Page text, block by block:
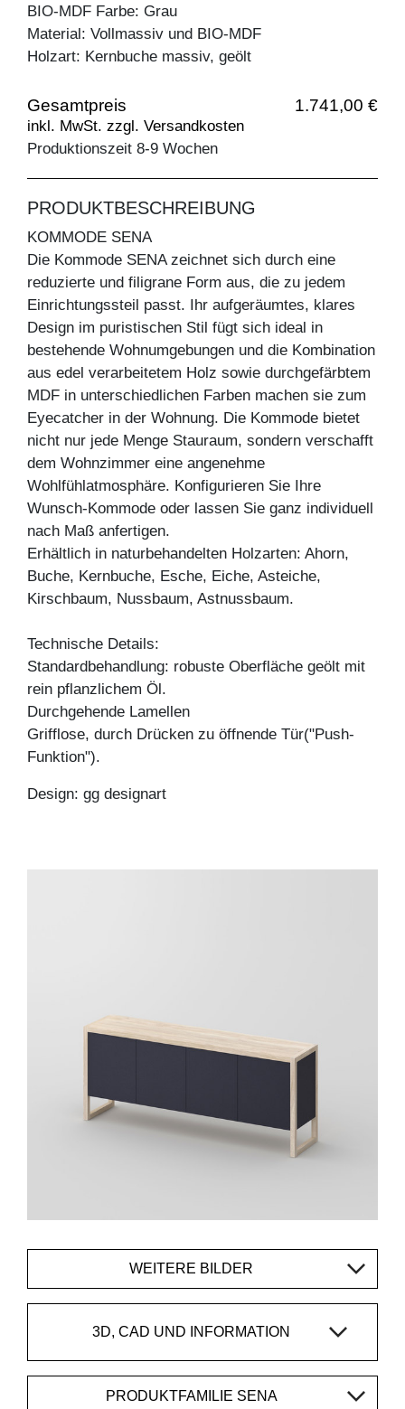
BIO-MDF Farbe: Grau
Material: Vollmassiv und BIO-MDF
Holzart: Kernbuche massiv, geölt
Gesamtpreis 1.741,00 €
inkl. MwSt. zzgl. Versandkosten
Produktionszeit 8-9 Wochen
PRODUKTBESCHREIBUNG
KOMMODE SENA
Die Kommode SENA zeichnet sich durch eine
reduzierte und filigrane Form aus, die zu jedem
Einrichtungssteil passt. Ihr aufgeräumtes, klares
Design im puristischen Stil fügt sich ideal in
bestehende Wohnumgebungen und die Kombination
aus edel verarbeitetem Holz sowie durchgefärbtem
MDF in unterschiedlichen Farben machen sie zum
Eyecatcher in der Wohnung. Die Kommode bietet
nicht nur jede Menge Stauraum, sondern verschafft
dem Wohnzimmer eine angenehme
Wohlfühlatmosphäre. Konfigurieren Sie Ihre
Wunsch-Kommode oder lassen Sie ganz individuell
nach Maß anfertigen.
Erhältlich in naturbehandelten Holzarten: Ahorn,
Buche, Kernbuche, Esche, Eiche, Asteiche,
Kirschbaum, Nussbaum, Astnussbaum.
Technische Details:
Standardbehandlung: robuste Oberfläche geölt mit
rein pflanzlichem Öl.
Durchgehende Lamellen
Grifflose, durch Drücken zu öffnende Tür("Push-
Funktion").
Design: gg designart
WEITERE BILDER
3D, CAD UND INFORMATION
PRODUKTFAMILIE SENA